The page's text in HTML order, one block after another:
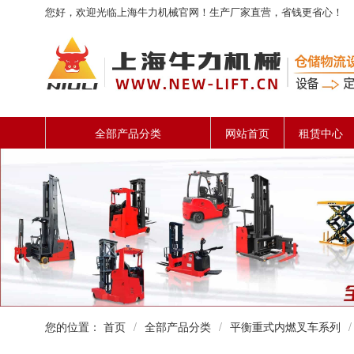
您好，欢迎光临上海牛力机械官网！生产厂家直营，省钱更省心！
全部产品分类 网站首页 租赁中心
您的位置： 首页 / 全部产品分类 / 平衡重式内燃叉车系列 /